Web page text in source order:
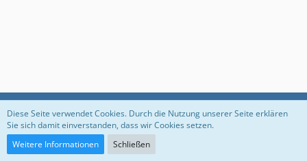
Datenschutzerklärung Impressum
Diese Seite verwendet Cookies. Durch die Nutzung unserer Seite erklären
Sie sich damit einverstanden, dass wir Cookies setzen.
Weitere Informationen
Schließen